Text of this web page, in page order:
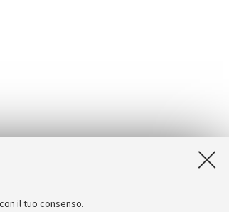
il tuo consenso.